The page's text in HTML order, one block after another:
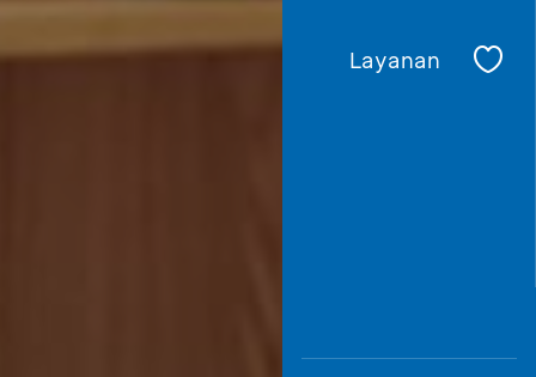
Layanan